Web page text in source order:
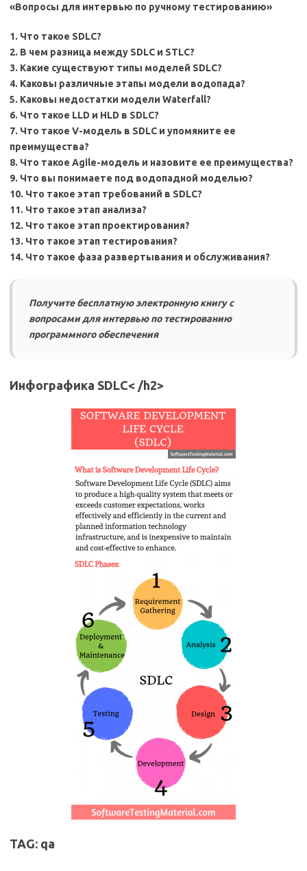
«Вопросы для интервью по ручному тестированию»
1. Что такое SDLC?
2. В чем разница между SDLC и STLC?
3. Какие существуют типы моделей SDLC?
4. Каковы различные этапы модели водопада?
5. Каковы недостатки модели Waterfall?
6. Что такое LLD и HLD в SDLC?
7. Что такое V-модель в SDLC и упомяните ее
преимущества?
8. Что такое Agile-модель и назовите ее преимущества?
9. Что вы понимаете под водопадной моделью?
10. Что такое этап требований в SDLC?
11. Что такое этап анализа?
12. Что такое этап проектирования?
13. Что такое этап тестирования?
14. Что такое фаза развертывания и обслуживания?
Получите бесплатную электронную книгу с
вопросами для интервью по тестированию
программного обеспечения
Инфографика SDLC< /h2>
TAG: qa